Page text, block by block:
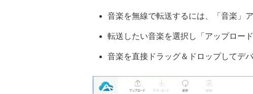
音楽を無線で転送するには、「音楽」
転送したい音楽を選択し「アップロー
音楽を直接ドラッグ＆ドロップしてデ